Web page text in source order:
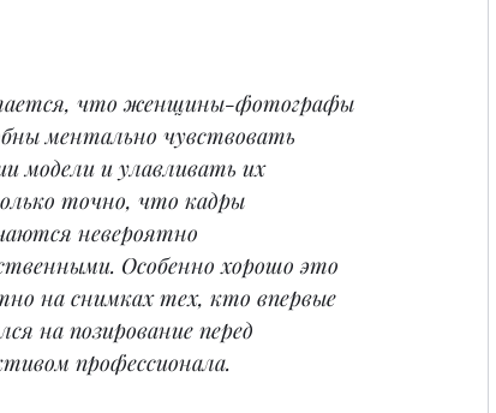
что женщины-фотографы
ментально чувствовать
модели и улавливать их
точно, что кадры
невероятно
Особенно хорошо это
на снимках тех, кто впервые
на позирование перед
профессионала.